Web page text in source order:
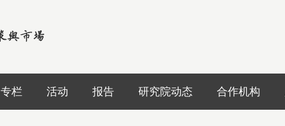
专栏 活动 报告 研究院动态 合作机构